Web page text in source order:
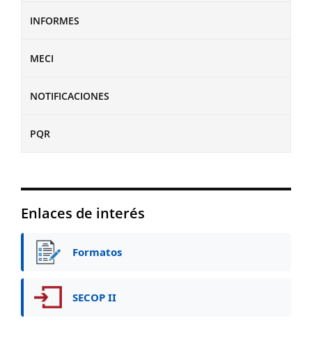
INFORMES
MECI
NOTIFICACIONES
PQR
Enlaces de interés
Formatos
SECOP II